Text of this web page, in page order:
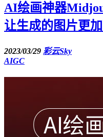
AI绘画神器
让生成的图片更加
2023/03/29 彩云Sky
AIGC